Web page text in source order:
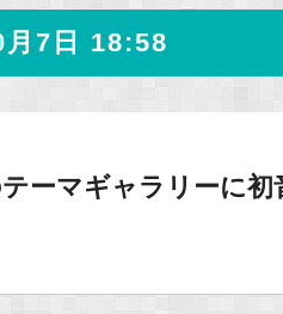
7日 18:58
ーマギャラリーに初